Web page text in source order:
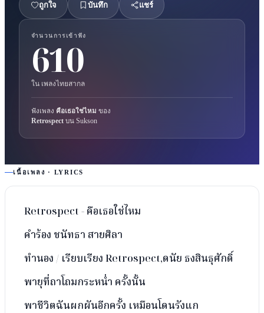
ถูกใจ บันทึก แชร์
จำนวนการเข้าฟัง
610
ใน เพลงไทยสากล
ฟังเพลง คือเธอใช่ไหม ของ
Retrospect บน Sukson
เนื้อเพลง · LYRICS
Retrospect - คือเธอใช่ไหม
คำร้อง ชนัทธา สายศิลา
ทำนอง / เรียบเรียง Retrospect,ดนัย ธงสินธุศักดิ์
พายุที่ถาโถมกระหน่ำ ครั้งนั้น
พาชีวิตฉันผกผันอีกครั้ง เหมือนโดนรังแก